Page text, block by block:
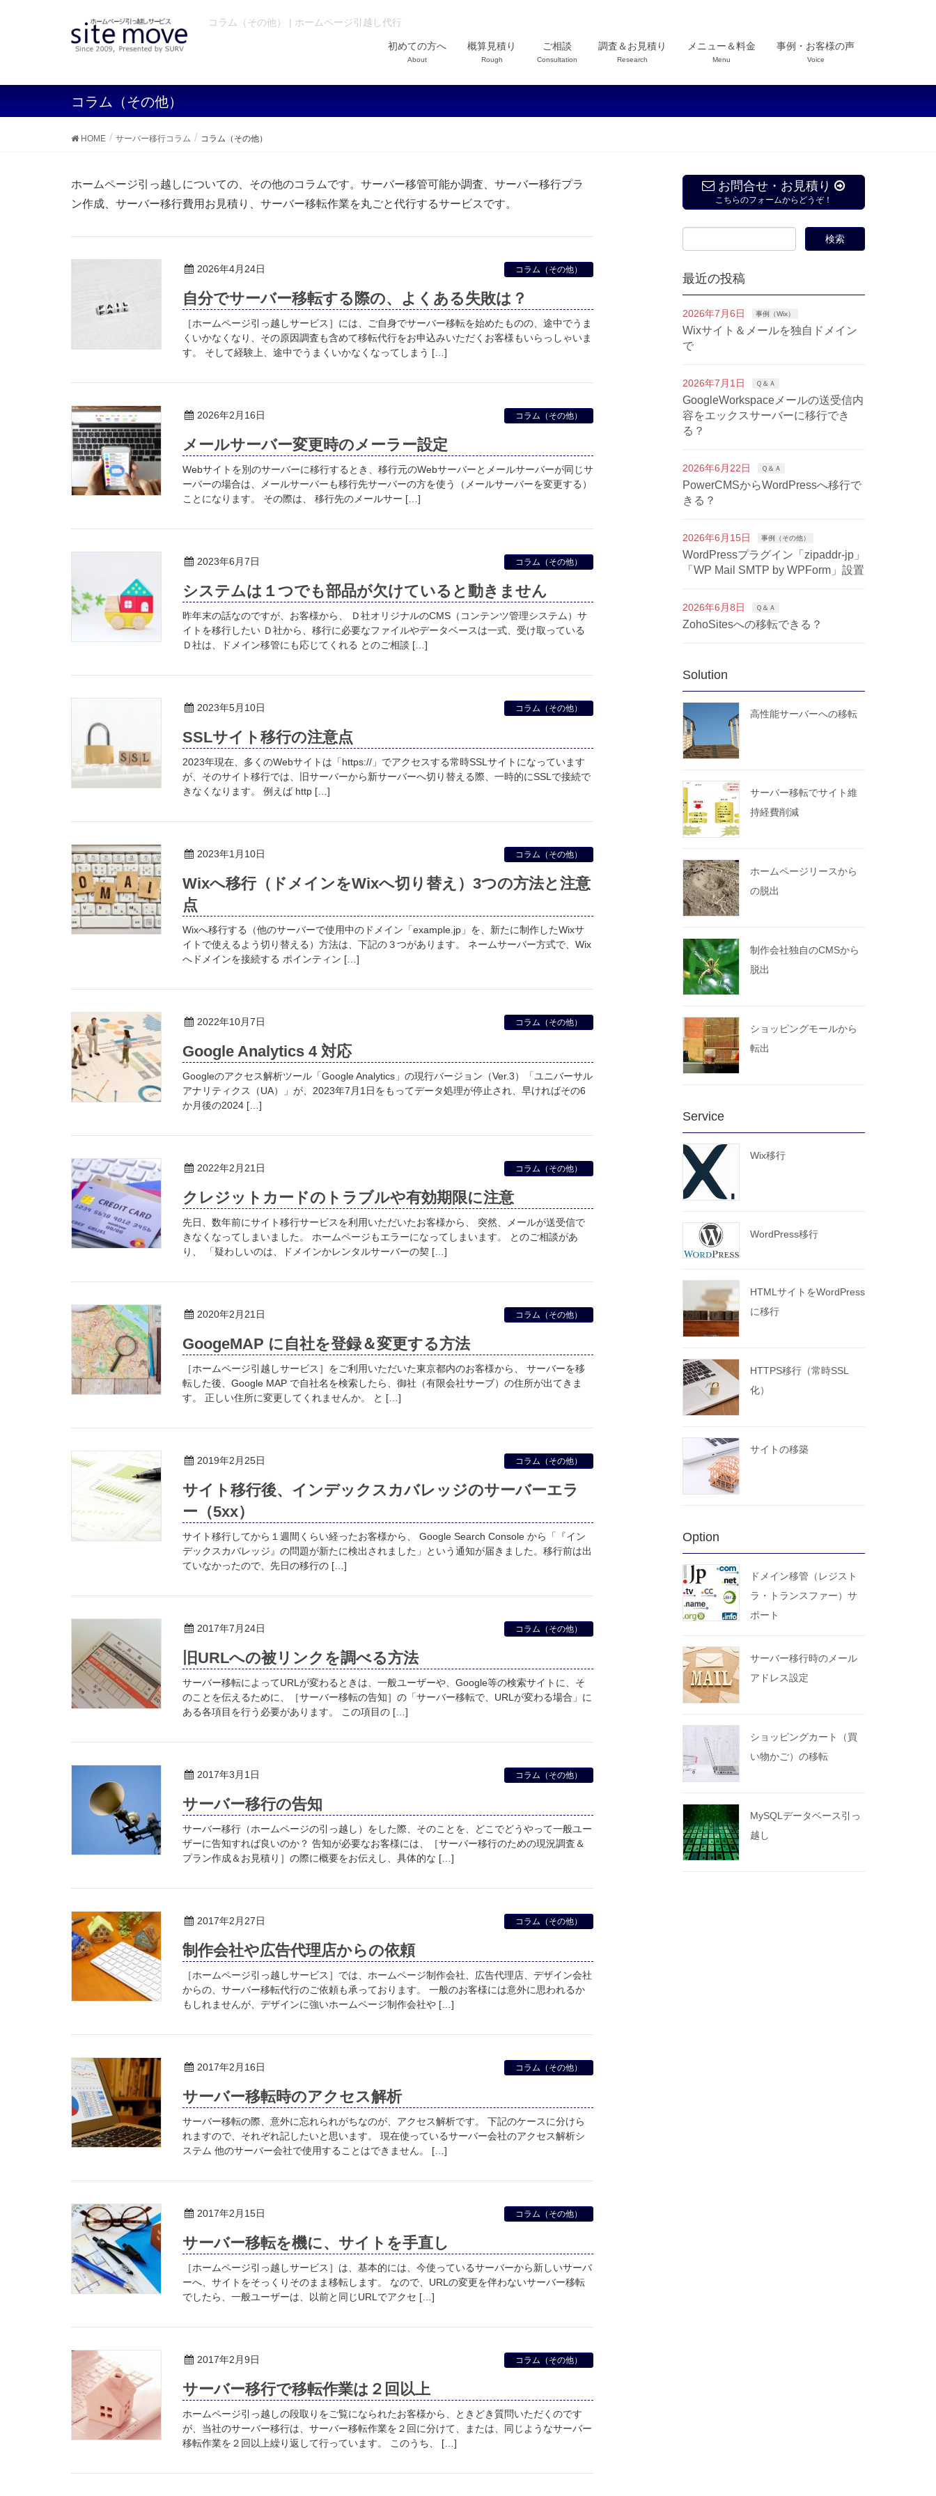
コラム（その他） | ホームページ引越し代行
初めての方へ
About
概算見積り
Rough
ご相談
Consultation
調査＆お見積り
Research
メニュー＆料金
Menu
事例・お客様の声
Voice
コラム（その他）
HOME サーバー移行コラム コラム（その他）
ホームページ引っ越しについての、その他のコラムです。サーバー移管可能か調査、サーバー移行プラ
ン作成、サーバー移行費用お見積り、サーバー移転作業を丸ごと代行するサービスです。
2026年4月24日 コラム（その他）
自分でサーバー移転する際の、よくある失敗は？
［ホームページ引っ越しサービス］には、ご自身でサーバー移転を始めたものの、途中でうま
くいかなくなり、その原因調査も含めて移転代行をお申込みいただくお客様もいらっしゃいま
す。 そして経験上、途中でうまくいかなくなってしまう […]
2026年2月16日 コラム（その他）
メールサーバー変更時のメーラー設定
Webサイトを別のサーバーに移行するとき、移行元のWebサーバーとメールサーバーが同じサ
ーバーの場合は、メールサーバーも移行先サーバーの方を使う（メールサーバーを変更する）
ことになります。 その際は、 移行先のメールサー […]
2023年6月7日 コラム（その他）
システムは１つでも部品が欠けていると動きません
昨年末の話なのですが、お客様から、 Ｄ社オリジナルのCMS（コンテンツ管理システム）サ
イトを移行したい Ｄ社から、移行に必要なファイルやデータベースは一式、受け取っている
Ｄ社は、ドメイン移管にも応じてくれる とのご相談 […]
2023年5月10日 コラム（その他）
SSLサイト移行の注意点
2023年現在、多くのWebサイトは「https://」でアクセスする常時SSLサイトになっています
が、そのサイト移行では、旧サーバーから新サーバーへ切り替える際、一時的にSSLで接続で
きなくなります。 例えば http […]
2023年1月10日 コラム（その他）
Wixへ移行（ドメインをWixへ切り替え）3つの方法と注意
点
Wixへ移行する（他のサーバーで使用中のドメイン「example.jp」を、新たに制作したWixサ
イトで使えるよう切り替える）方法は、下記の３つがあります。 ネームサーバー方式で、Wix
へドメインを接続する ポインティン […]
2022年10月7日 コラム（その他）
Google Analytics 4 対応
Googleのアクセス解析ツール「Google Analytics」の現行バージョン（Ver.3）「ユニバーサル
アナリティクス（UA）」が、2023年7月1日をもってデータ処理が停止され、早ければその6
か月後の2024 […]
2022年2月21日 コラム（その他）
クレジットカードのトラブルや有効期限に注意
先日、数年前にサイト移行サービスを利用いただいたお客様から、 突然、メールが送受信で
きなくなってしまいました。 ホームページもエラーになってしまいます。 とのご相談があ
り、 「疑わしいのは、ドメインかレンタルサーバーの契 […]
2020年2月21日 コラム（その他）
GoogeMAP に自社を登録＆変更する方法
［ホームページ引越しサービス］をご利用いただいた東京都内のお客様から、 サーバーを移
転した後、Google MAP で自社名を検索したら、御社（有限会社サーブ）の住所が出てきま
す。 正しい住所に変更してくれませんか。 と […]
2019年2月25日 コラム（その他）
サイト移行後、インデックスカバレッジのサーバーエラ
ー（5xx）
サイト移行してから１週間くらい経ったお客様から、 Google Search Console から「『イン
デックスカバレッジ』の問題が新たに検出されました」という通知が届きました。移行前は出
ていなかったので、先日の移行の […]
2017年7月24日 コラム（その他）
旧URLへの被リンクを調べる方法
サーバー移転によってURLが変わるときは、一般ユーザーや、Google等の検索サイトに、そ
のことを伝えるために、［サーバー移転の告知］の「サーバー移転で、URLが変わる場合」に
ある各項目を行う必要があります。 この項目の […]
2017年3月1日 コラム（その他）
サーバー移行の告知
サーバー移行（ホームページの引っ越し）をした際、そのことを、どこでどうやって一般ユー
ザーに告知すれば良いのか？ 告知が必要なお客様には、［サーバー移行のための現況調査＆
プラン作成＆お見積り］の際に概要をお伝えし、具体的な […]
2017年2月27日 コラム（その他）
制作会社や広告代理店からの依頼
［ホームページ引っ越しサービス］では、ホームページ制作会社、広告代理店、デザイン会社
からの、サーバー移転代行のご依頼も承っております。 一般のお客様には意外に思われるか
もしれませんが、デザインに強いホームページ制作会社や […]
2017年2月16日 コラム（その他）
サーバー移転時のアクセス解析
サーバー移転の際、意外に忘れられがちなのが、アクセス解析です。 下記のケースに分けら
れますので、それぞれ記したいと思います。 現在使っているサーバー会社のアクセス解析シ
ステム 他のサーバー会社で使用することはできません。 […]
2017年2月15日 コラム（その他）
サーバー移転を機に、サイトを手直し
［ホームページ引っ越しサービス］は、基本的には、今使っているサーバーから新しいサーバ
ーへ、サイトをそっくりそのまま移転します。 なので、URLの変更を伴わないサーバー移転
でしたら、一般ユーザーは、以前と同じURLでアクセ […]
2017年2月9日 コラム（その他）
サーバー移行で移転作業は２回以上
ホームページ引っ越しの段取りをご覧になられたお客様から、ときどき質問いただくのです
が、当社のサーバー移行は、サーバー移転作業を２回に分けて、または、同じようなサーバー
移転作業を２回以上繰り返して行っています。 このうち、 […]
お問合せ・お見積り
こちらのフォームからどうぞ！
最近の投稿
2026年7月6日 事例（Wix）
Wixサイト＆メールを独自ドメイン
で
2026年7月1日 Ｑ＆Ａ
GoogleWorkspaceメールの送受信内
容をエックスサーバーに移行でき
る？
2026年6月22日 Ｑ＆Ａ
PowerCMSからWordPressへ移行で
きる？
2026年6月15日 事例（その他）
WordPressプラグイン「zipaddr-jp」
「WP Mail SMTP by WPForm」設置
2026年6月8日 Ｑ＆Ａ
ZohoSitesへの移転できる？
Solution
高性能サーバーへの移転
サーバー移転でサイト維
持経費削減
ホームページリースから
の脱出
制作会社独自のCMSから
脱出
ショッピングモールから
転出
Service
Wix移行
WordPress移行
HTMLサイトをWordPress
に移行
HTTPS移行（常時SSL
化）
サイトの移築
Option
ドメイン移管（レジスト
ラ・トランスファー）サ
ポート
サーバー移行時のメール
アドレス設定
ショッピングカート（買
い物かご）の移転
MySQLデータベース引っ
越し